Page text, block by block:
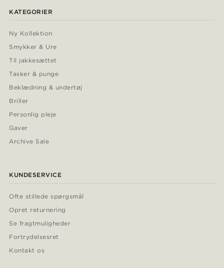
KATEGORIER
Ny Kollektion
Smykker & Ure
Til jakkesættet
Tasker & punge
Beklædning & undertøj
Briller
Personlig pleje
Gaver
Archive Sale
KUNDESERVICE
Ofte stillede spørgsmål
Opret returnering
Se fragtmuligheder
Fortrydelsesret
Kontakt os